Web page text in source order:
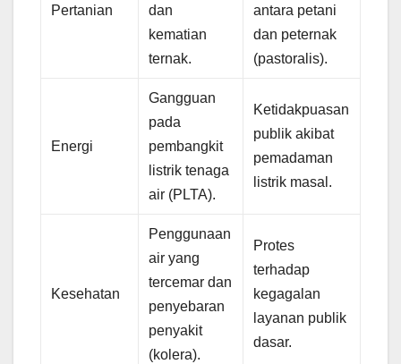
Pertanian
dan
kematian
ternak.
antara petani
dan peternak
(pastoralis).
Energi
Gangguan
pada
pembangkit
listrik tenaga
air (PLTA).
Ketidakpuasan
publik akibat
pemadaman
listrik masal.
Kesehatan
Penggunaan
air yang
tercemar dan
penyebaran
penyakit
(kolera).
Protes
terhadap
kegagalan
layanan publik
dasar.